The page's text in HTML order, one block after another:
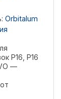
Orbitalum
P16, P16
—